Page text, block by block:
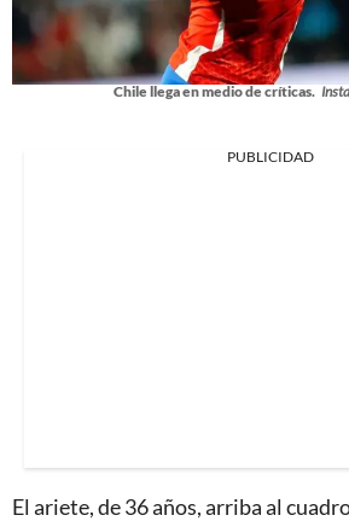
Chile llega en medio de críticas.
PUBLICIDAD
El ariete, de 36 años, arriba al